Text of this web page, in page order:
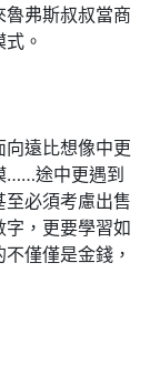
弗斯叔叔當商
。
遠比想像中更
……途中更遇到
必須考慮出售
，更要學習如
僅僅是金錢，